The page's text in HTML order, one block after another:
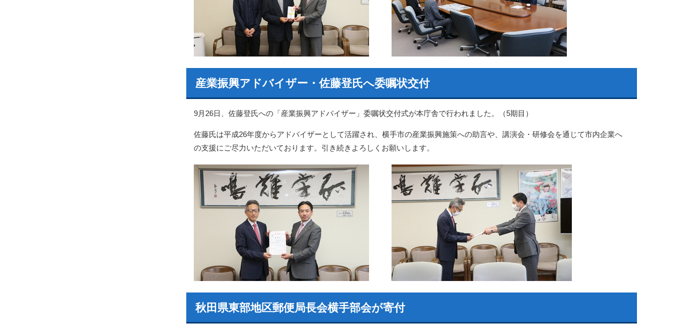
産業振興アドバイザー・佐藤登氏へ委嘱状交付
9月26日、佐藤登氏への「産業振興アドバイザー」委嘱状交付式が本庁舎で行われました。（5期目）
佐藤氏は平成26年度からアドバイザーとして活躍され、横手市の産業振興施策への助言や、講演会・研修会を通じて市内企業へ
の支援にご尽力いただいております。引き続きよろしくお願いします。
秋田県東部地区郵便局長会横手部会が寄付